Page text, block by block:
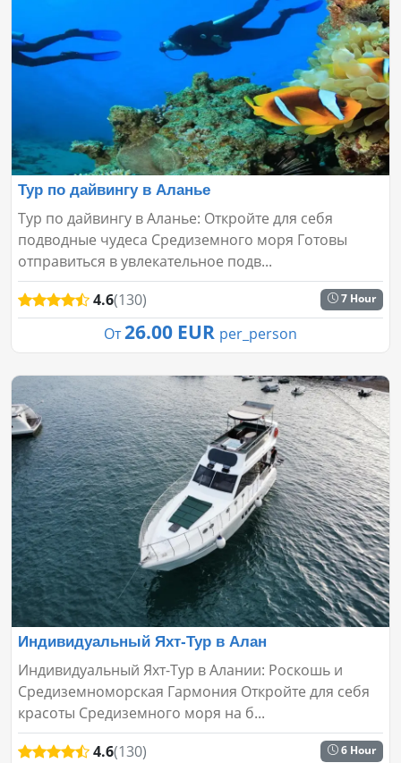
Тур по дайвингу в Аланье
Тур по дайвингу в Аланье: Откройте для себя
подводные чудеса Средиземного моря Готовы
отправиться в увлекательное подв...
4.6(130) 7 Hour
От26.00 EUR per_person
Индивидуальный Яхт-Тур в Алан
Индивидуальный Яхт-Тур в Алании: Роскошь и
Средиземноморская Гармония Откройте для себя
красоты Средиземного моря на б...
4.6(130) 6 Hour